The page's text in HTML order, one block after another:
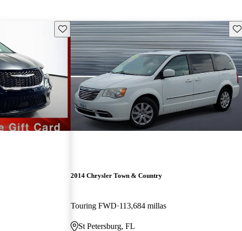
Guarda este Aviso
2014 Chrysler Town & Country
Touring FWD 113,684 millas
St Petersburg, FL